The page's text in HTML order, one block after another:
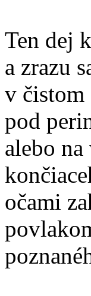
Ten dej
a zrazu
v čistom
pod
alebo
očami